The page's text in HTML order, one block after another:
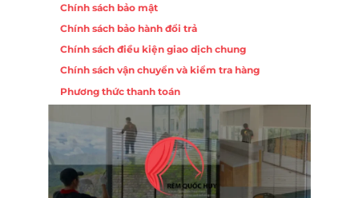
Chính sách bảo mật
Chính sách bảo hành đổi trả
Chính sách điều kiện giao dịch chung
Chính sách vận chuyển và kiểm tra hàng
Phương thức thanh toán